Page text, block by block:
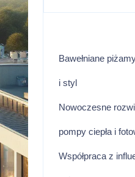
Bawełniane
i styl
Nowoczesne
pompy ciepła i
Współpraca z